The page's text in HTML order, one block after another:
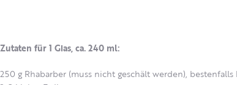
Zutaten für 1 Glas, ca. 240 ml:
250 g Rhabarber (muss nicht geschält werden),